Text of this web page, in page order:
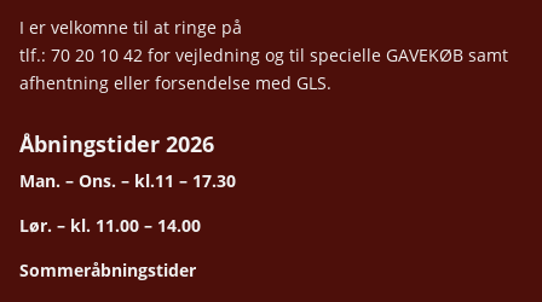
I er velkomne til at ringe på
tlf.: 70 20 10 42 for vejledning og til specielle GAVEKØB samt
afhentning eller forsendelse med GLS.
Åbningstider 2026
Man. – Ons. – kl.11 – 17.30
Lør. – kl. 11.00 – 14.00
Sommeråbningstider